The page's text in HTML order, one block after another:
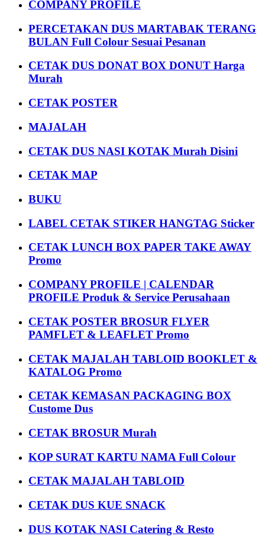
COMPANY PROFILE
PERCETAKAN DUS MARTABAK TERANG
BULAN Full Colour Sesuai Pesanan
CETAK DUS DONAT BOX DONUT Harga
Murah
CETAK POSTER
MAJALAH
CETAK DUS NASI KOTAK Murah Disini
CETAK MAP
BUKU
LABEL CETAK STIKER HANGTAG Sticker
CETAK LUNCH BOX PAPER TAKE AWAY
Promo
COMPANY PROFILE | CALENDAR
PROFILE Produk & Service Perusahaan
CETAK POSTER BROSUR FLYER
PAMFLET & LEAFLET Promo
CETAK MAJALAH TABLOID BOOKLET &
KATALOG Promo
CETAK KEMASAN PACKAGING BOX
Custome Dus
CETAK BROSUR Murah
KOP SURAT KARTU NAMA Full Colour
CETAK MAJALAH TABLOID
CETAK DUS KUE SNACK
DUS KOTAK NASI Catering & Resto